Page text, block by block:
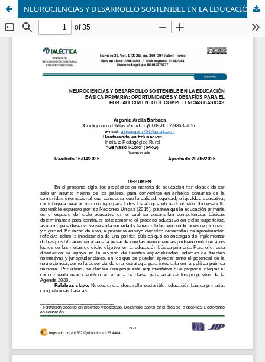
NEUROCIENCIAS Y DESARROLLO SOSTENIBLE EN LA EDUCACIÓN BÁSICA PRIMARIA: OPORTUNIDADES Y DESAFÍOS PARA EL FORTALECIMIENTO DE COMPETENCIAS BÁSICAS